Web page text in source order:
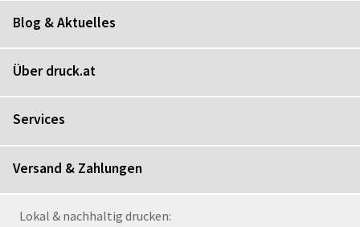
Blog & Aktuelles
Über druck.at
Services
Versand & Zahlungen
Lokal & nachhaltig drucken: